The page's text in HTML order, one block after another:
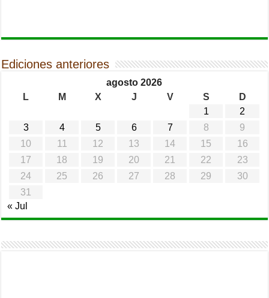
Ediciones anteriores
agosto 2026
L
M X J V S
D
1
2
3
4 5 6 7 8
9
10
11 12 13 14 15
16
17
18 19 20 21 22
23
24
25 26 27 28 29
30
31
« Jul